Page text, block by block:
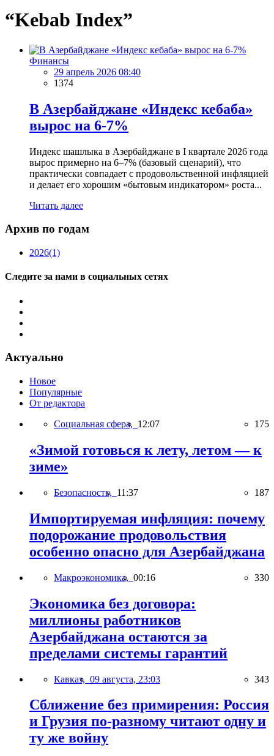
“Kebab Index”
Финансы
29 апрель 2026 08:40
1374
В Азербайджане «Индекс кебаба»
вырос на 6-7%
Индекс шашлыка в Азербайджане в I квартале 2026 года
вырос примерно на 6–7% (базовый сценарий), что
практически совпадает с продовольственной инфляцией
и делает его хорошим «бытовым индикатором» роста...
Читать далее
Архив по годам
2026(1)
Следите за нами в социальных сетях
Актуально
Новое
Популярные
От редактора
Социальная сфера, 12:07 175
«Зимой готовься к лету, летом — к
зиме»
Безопасность, 11:37 187
Импортируемая инфляция: почему
подорожание продовольствия
особенно опасно для Азербайджана
Макроэкономика, 00:16 330
Экономика без договора:
миллионы работников
Азербайджана остаются за
пределами системы гарантий
Кавказ, 09 августа, 23:03 343
Сближение без примирения: Россия
и Грузия по-разному читают одну и
ту же войну